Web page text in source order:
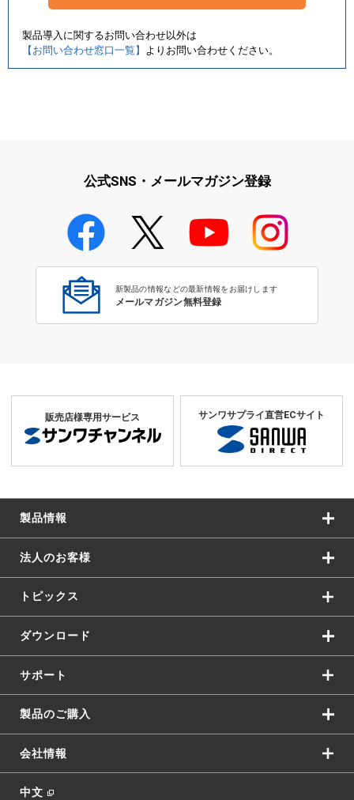
製品導入に関するお問い合わせ以外は
【お問い合わせ窓口一覧】 よりお問い合わせください。
公式SNS・メールマガジン登録
新製品の情報などの最新情報をお届けします
メールマガジン無料登録
販売店様専用サービス サンワサプライ直営ECサイト
製品情報
法人のお客様
トピックス
ダウンロード
サポート
製品のご購入
会社情報
中文